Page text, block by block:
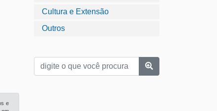
Cultura e Extensão
Outros
e